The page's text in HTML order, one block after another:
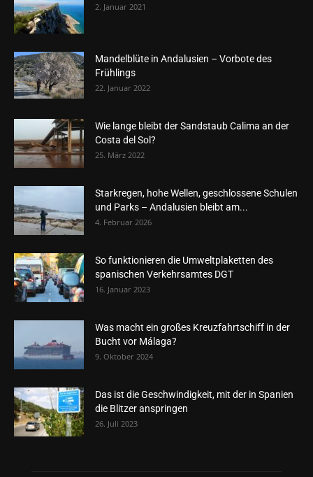
2. Januar 2021
Mandelblüte in Andalusien – Vorbote des
Frühlings
22. Januar 2022
Wie lange bleibt der Sandstaub Calima an der
Costa del Sol?
25. März 2022
Starkregen, hohe Wellen, geschlossene Schulen
und Parks – Andalusien bleibt am...
4. Februar 2026
So funktionieren die Umweltplaketten des
spanischen Verkehrsamtes DGT
16. Januar 2023
Was macht ein großes Kreuzfahrtschiff in der
Bucht vor Málaga?
9. Oktober 2024
Das ist die Geschwindigkeit, mit der in Spanien
die Blitzer anspringen
26. Juli 2023